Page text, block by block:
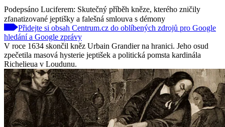
Podepsáno Luciferem: Skutečný příběh kněze, kterého zničily
zfanatizované jeptišky a falešná smlouva s démony
Přidejte si obsah Centrum.cz do oblíbených zdrojů pro Google
hledání a Google zprávy
V roce 1634 skončil kněz Urbain Grandier na hranici. Jeho osud
zpečetila masová hysterie jeptišek a politická pomsta kardinála
Richelieua v Loudunu.